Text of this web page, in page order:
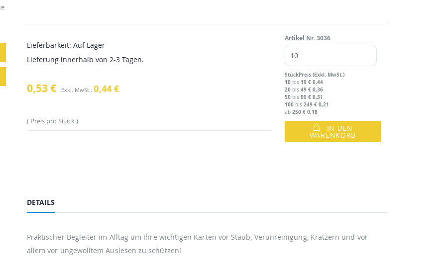
Lieferbarkeit: Auf Lager
Lieferung innerhalb von 2-3 Tagen.
0,53 € 0,44 €
Preis pro Stück
Artikel Nr.3036
StückPreis (Exkl. MwSt.)
10bis 19 € 0,44
20bis 49 € 0,36
50bis 99 € 0,31
100bis 249 € 0,21
ab 250 € 0,18
IN DEN
WARENKORB
DETAILS
Praktischer Begleiter im Alltag um Ihre wichtigen Karten vor Staub, Verunreinigung, Kratzern und vor
allem vor ungewolltem Auslesen zu schützen!